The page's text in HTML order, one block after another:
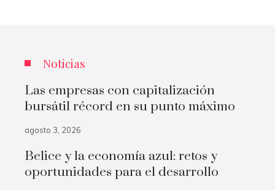
Noticias
Las empresas con capitalización
bursátil récord en su punto máximo
agosto 3, 2026
Belice y la economía azul: retos y
oportunidades para el desarrollo